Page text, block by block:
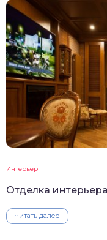
Интерьер
Отделка
Читать далее